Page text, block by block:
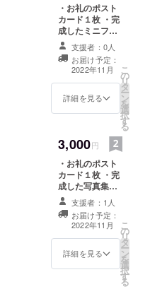
・お礼のポスト
カード１枚 ・完
成したミニフォ
トブック（文庫
サイズで写真30
枚以上掲載）１
冊 ※いずれも
テーマに沿って
撮影した写真を
支援者：0人
お届け予定：
2022年11月
詳細を見る
こ
の
リ
タ
ー
ン
を
選
択
す
る
3,000円
・お礼のポスト
カード１枚 ・完
成した写真集
（A5サイズで写
真70枚以上掲
載）１冊 ※いず
れもテーマに
沿って撮影した
写真を使用しま
支援者：1人
お届け予定：
2022年11月
詳細を見る
こ
の
リ
タ
ー
ン
を
選
択
す
る